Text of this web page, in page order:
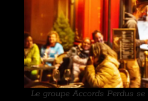
Le groupe Accords Perdus